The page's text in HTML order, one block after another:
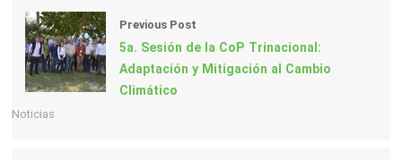
Previous Post
5a. Sesión de la CoP Trinacional:
Adaptación y Mitigación al Cambio
Climático
Noticias